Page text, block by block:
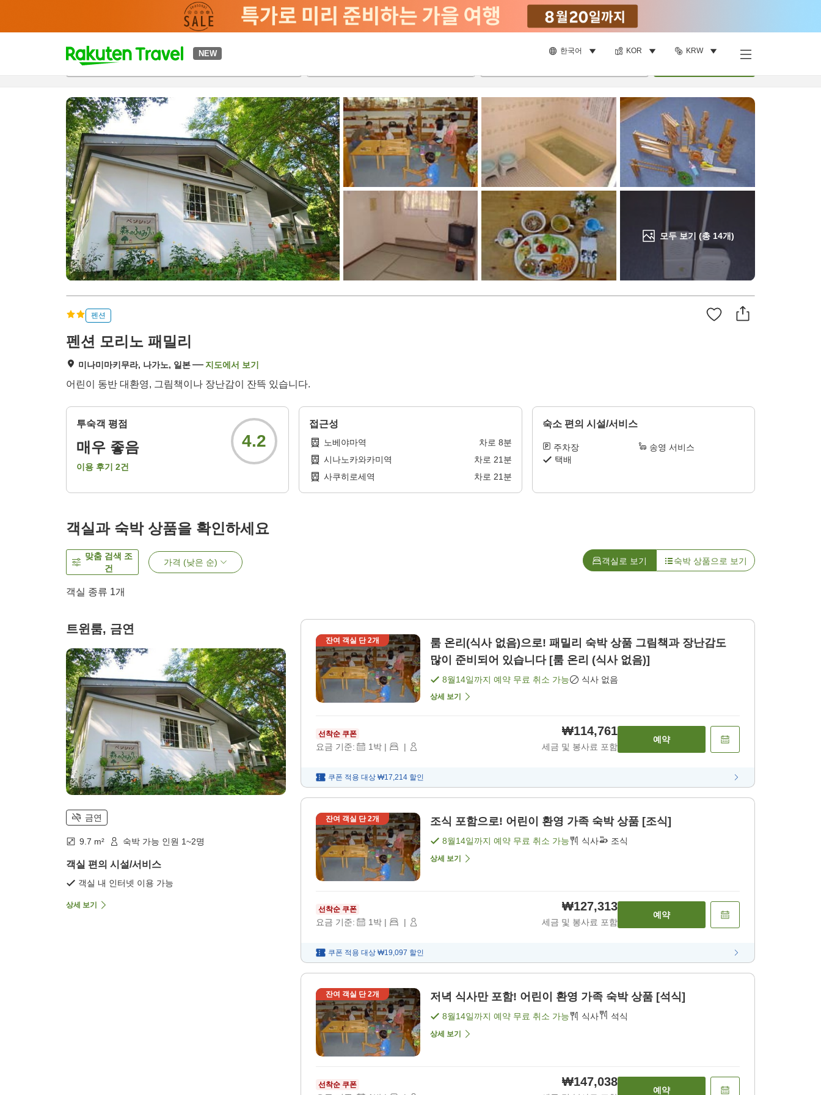
NEW 한국어 KOR KRW
t
p
a
g
e
_
s
e
a
r
c
h
모두 보기 (총 14개)
개요객실 & 숙박 상품이용 후기 편의 시설/서비스
펜션
펜션 모리노 패밀리
미나미마키무라, 나가노, 일본 지도에서 보기
어린이 동반 대환영, 그림책이나 장난감이 잔뜩 있습니다.
투숙객 평점
매우 좋음
이용 후기 2건
4.2
접근성
노베야마역 차로 8분
시나노카와카미역
차로 21분
사쿠히로세역
차로 21분
숙소 편의 시설/서비스
주차장
송영 서비스
택배
객실과 숙박 상품을 확인하세요
맞춤 검색 조
건
가격 (낮은 순) 객실로 보기 숙박 상품으로 보기
객실 종류 1개
트윈룸, 금연
금연
9.7 m² 숙박 가능 인원 1~2명
객실 편의 시설/서비스
객실 내 인터넷 이용 가능
상세 보기
잔여 객실 단2개
룸 온리(식사 없음)으로! 패밀리 숙박 상품 그림책과 장난감도
많이 준비되어 있습니다 [룸 온리 (식사 없음)]
8월14일까지 예약 무료 취소 가능 식사 없음
상세 보기
선착순 쿠폰
요금 기준: 1박 | |
₩114,761
세금 및 봉사료 포함
예약
쿠폰 적용 대상 ₩17,214 할인
잔여 객실 단2개 조식 포함으로! 어린이 환영 가족 숙박 상품 [조식]
8월14일까지 예약 무료 취소 가능 식사 조식
상세 보기
선착순 쿠폰
요금 기준: 1박 | |
₩127,313
세금 및 봉사료 포함
예약
쿠폰 적용 대상 ₩19,097 할인
잔여 객실 단2개 저녁 식사만 포함! 어린이 환영 가족 숙박 상품 [석식]
8월14일까지 예약 무료 취소 가능 식사 석식
상세 보기
선착순 쿠폰 ₩147,038
예약